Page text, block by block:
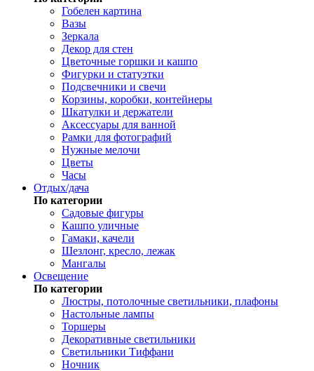
Гобелен картина
Вазы
Зеркала
Декор для стен
Цветочные горшки и кашпо
Фигурки и статуэтки
Подсвечники и свечи
Корзины, коробки, контейнеры
Шкатулки и держатели
Аксессуары для ванной
Рамки для фотографий
Нужные мелочи
Цветы
Часы
Отдых/дача
По категории
Садовые фигуры
Кашпо уличные
Гамаки, качели
Шезлонг, кресло, лежак
Мангалы
Освещение
По категории
Люстры, потолочные светильники, плафоны
Настольные лампы
Торшеры
Декоративные светильники
Светильники Тиффани
Ночник